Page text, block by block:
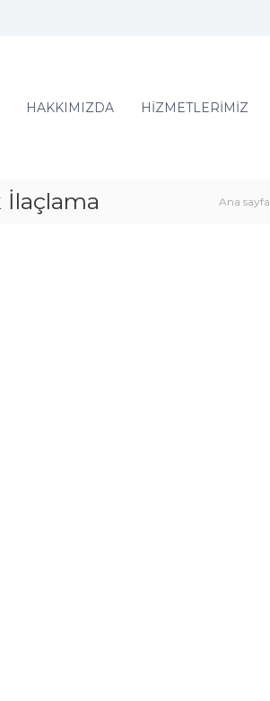
HAKKIMIZDA HİZMETLERİMİZ
İlaçlama Ana sayfa